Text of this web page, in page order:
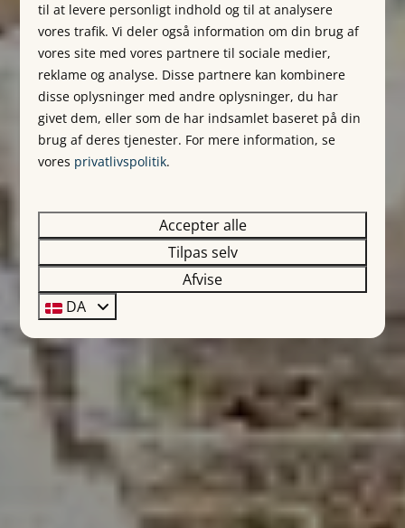
til at levere personligt indhold og til at analysere
vores trafik. Vi deler også information om din brug af
vores site med vores partnere til sociale medier,
reklame og analyse. Disse partnere kan kombinere
disse oplysninger med andre oplysninger, du har
givet dem, eller som de har indsamlet baseret på din
brug af deres tjenester. For mere information, se
vores privatlivspolitik.
Accepter alle
Tilpas selv
Afvise
DA